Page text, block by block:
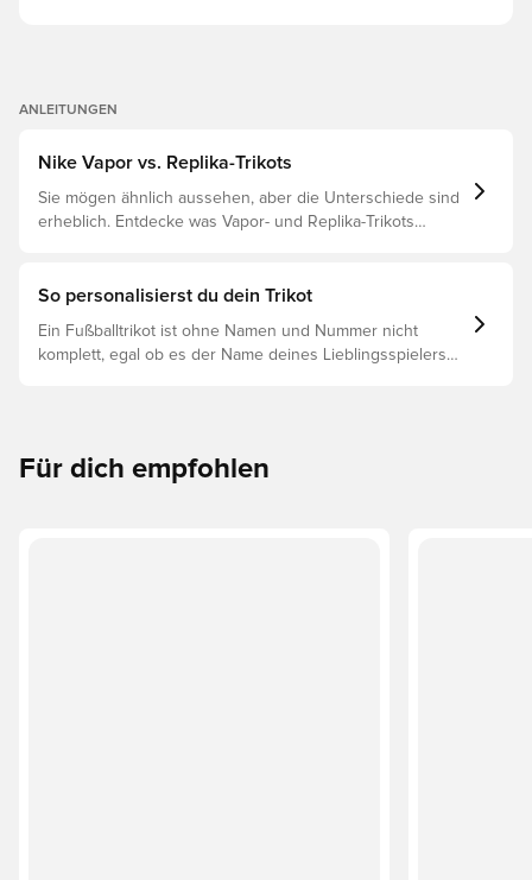
Socken fort und verbindet den kompletten Look
Pariser Architektur inspirierter Allover-Print Champions
League-Gewinner Vom Eiffelturm inspiriertes Design
ANLEITUNGEN
Nike Vapor vs. Replika-Trikots
Sie mögen ähnlich aussehen, aber die Unterschiede sind
erheblich. Entdecke was Vapor- und Replika-Trikots
So personalisierst du dein Trikot
Ein Fußballtrikot ist ohne Namen und Nummer nicht
komplett, egal ob es der Name deines Lieblingsspielers
Für dich empfohlen